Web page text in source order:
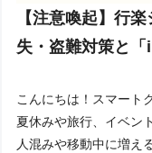
【注意喚起】行
失・盗難対策と
こんにちは！スマート
夏休みや旅行、イベン
人混みや移動中に増え